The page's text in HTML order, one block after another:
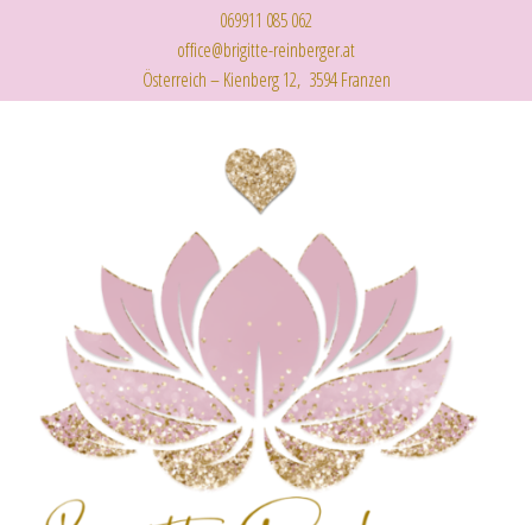
069911 085 062
office@brigitte-reinberger.at
Österreich – Kienberg 12, 3594 Franzen